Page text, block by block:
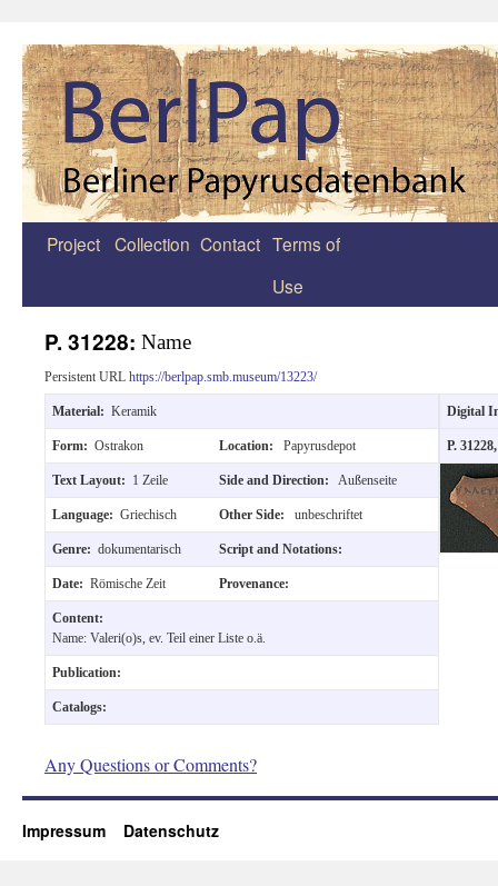
Zum
Project Collection Contact Terms of
Use
P. 31228: Name
Persistent URL https://berlpap.smb.museum/13223/
Material: Keramik
Form: Ostrakon Location: Papyrusdepot
Text Layout: 1 Zeile Side and Direction: Außenseite
Language: Griechisch Other Side: unbeschriftet
Genre: dokumentarisch Script and Notations:
Date: Römische Zeit Provenance:
Content:
Name: Valeri(o)s, ev. Teil einer Liste o.ä.
Publication:
Catalogs:
Digital
P.
Any Questions or Comments?
Impressum Datenschutz